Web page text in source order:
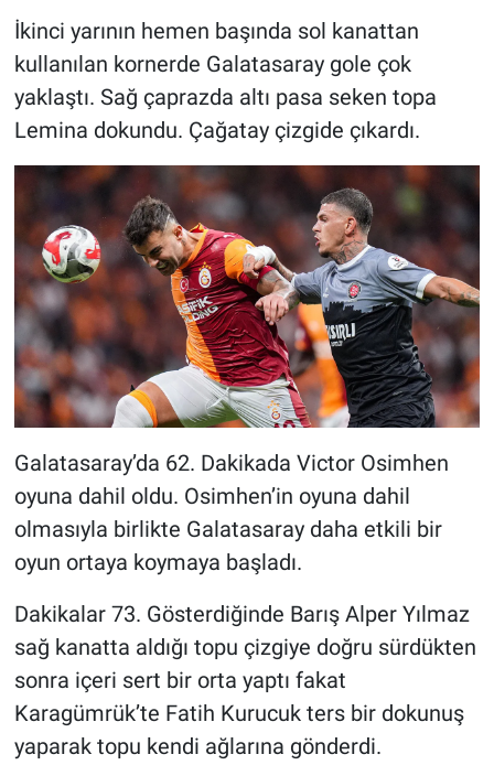
İkinci yarının hemen başında sol kanattan
kullanılan kornerde Galatasaray gole çok
yaklaştı. Sağ çaprazda altı pasa seken topa
Lemina dokundu. Çağatay çizgide çıkardı.
Galatasaray’da 62. Dakikada Victor Osimhen
oyuna dahil oldu. Osimhen’in oyuna dahil
olmasıyla birlikte Galatasaray daha etkili bir
oyun ortaya koymaya başladı.
Dakikalar 73. Gösterdiğinde Barış Alper Yılmaz
sağ kanatta aldığı topu çizgiye doğru sürdükten
sonra içeri sert bir orta yaptı fakat
Karagümrük’te Fatih Kurucuk ters bir dokunuş
yaparak topu kendi ağlarına gönderdi.
Teknoloji
Türkiye'nin Geleceği
Yerel Gündem
Yerel Yaşam
Canlı Yayın